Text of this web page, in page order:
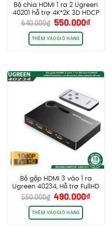
Bộ chia HDMI 1 ra 2 Ugreen
40201 hỗ trợ 4K*2K 3D HDCP
640.000₫ Giá
gốc
là:
640.000₫.
550.000₫Giá
THÊM VÀO GIỎ HÀNG
Bộ gộp HDMI 3 vào 1 ra
Ugreen 40234, Hỗ trợ FullHD
1080P@60Hz, có Remote
điều khiển IR rời
550.000₫ Giá
gốc
là:
550.000₫.
490.000₫Giá
THÊM VÀO GIỎ HÀNG